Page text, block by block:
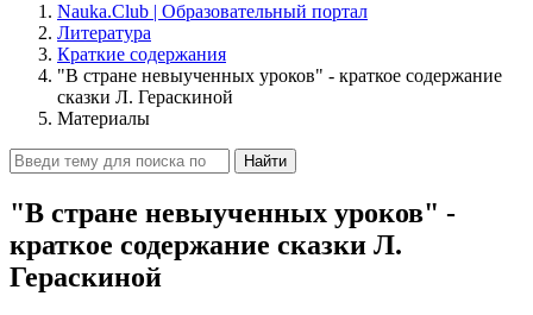
Nauka.Club | Образовательный портал
Литература
Краткие содержания
"В стране невыученных уроков" - краткое содержание
сказки Л. Гераскиной
Материалы
Найти
"В стране невыученных уроков" -
краткое содержание сказки Л.
Гераскиной